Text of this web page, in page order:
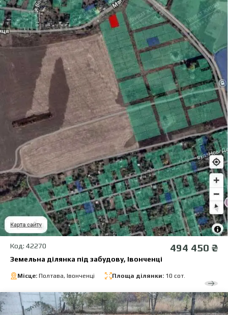
Код: 42270 494 450 ₴
Земельна ділянка під забудову, Івонченці
Місце: Полтава, Івонченці Площа ділянки: 10 сот.